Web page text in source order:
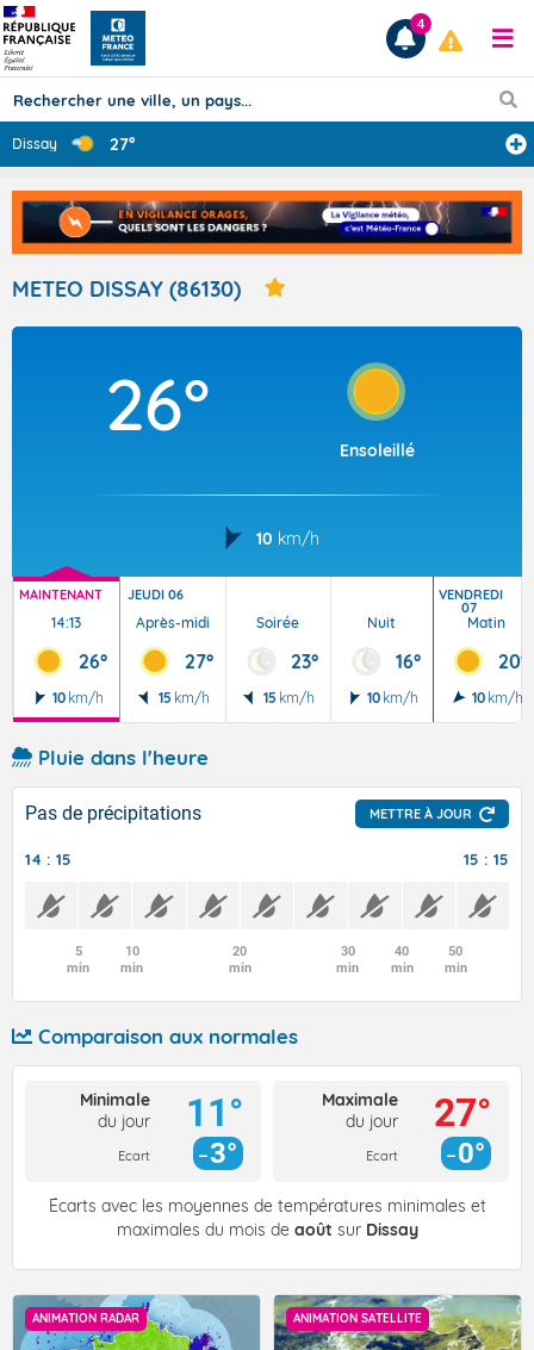
Prévisions
TOUS LES RÉSULTATS
Articles
4
Dissay 27°
METEO DISSAY (86130)
26°
Ensoleillé
10 km/h
MAINTENANT
14:13
26°
10 km/h
JEUDI 06
Après-midi
27°
15 km/h
Soirée
23°
15 km/h
Nuit
16°
10 km/h
VENDREDI
07
Matin
20°
10 km/h
Pluie dans l'heure
Pas de précipitations METTRE À JOUR
14 : 15 15 : 15
5
min
10
min
20
min
30
min
40
min
50
min
Comparaison aux normales
Minimale
du jour
Ecart
11°
3°
Maximale
du jour
Ecart
27°
0°
Écarts avec les moyennes de températures minimales et
maximales du mois de août sur Dissay
ANIMATION RADAR ANIMATION SATELLITE